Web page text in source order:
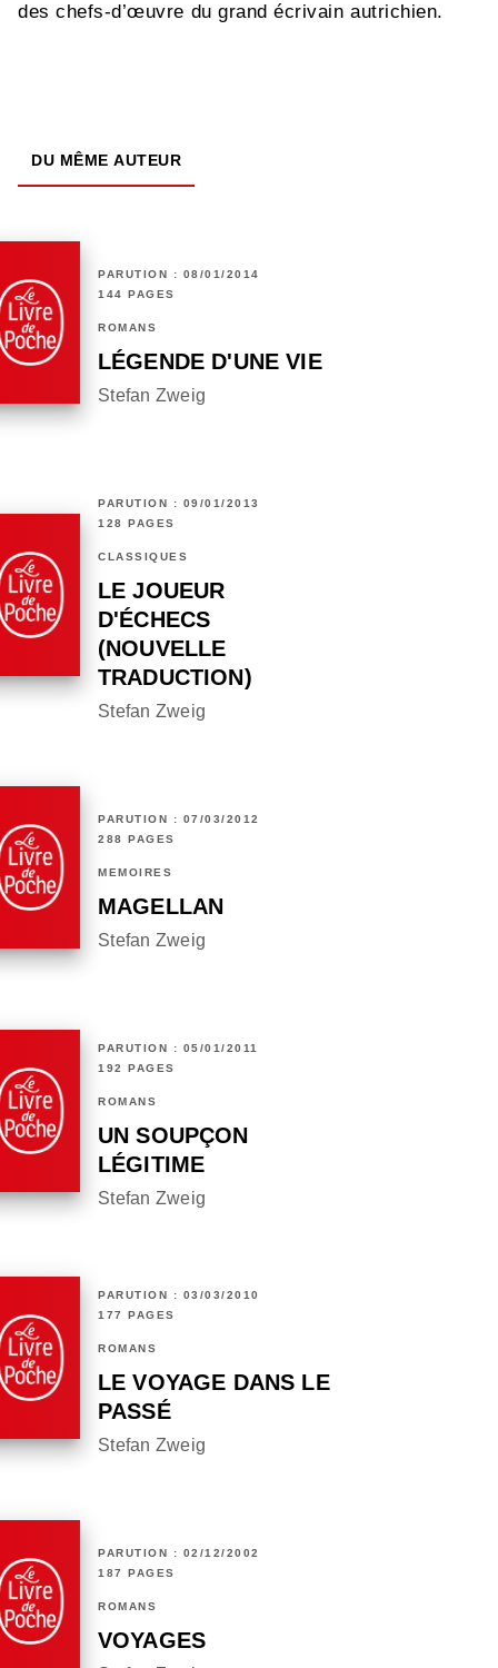
des chefs-d’œuvre du grand écrivain autrichien.
DU MÊME AUTEUR
PARUTION : 08/01/2014
144 PAGES
ROMANS
LÉGENDE D'UNE VIE
Stefan Zweig
PARUTION : 09/01/2013
128 PAGES
CLASSIQUES
LE JOUEUR
D'ÉCHECS
(NOUVELLE
TRADUCTION)
Stefan Zweig
PARUTION : 07/03/2012
288 PAGES
MÉMOIRES
MAGELLAN
Stefan Zweig
PARUTION : 05/01/2011
192 PAGES
ROMANS
UN SOUPÇON
LÉGITIME
Stefan Zweig
PARUTION : 03/03/2010
177 PAGES
ROMANS
LE VOYAGE DANS LE
PASSÉ
Stefan Zweig
PARUTION : 02/12/2002
187 PAGES
ROMANS
VOYAGES